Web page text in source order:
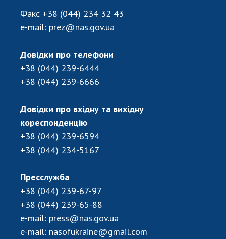
Підготовка наукових кадрів
Робота з молоддю
МІЖНАРОДНЕ СПІВРОБІТНИЦТВО
Міжнародні угоди
Міжнародні програми та конкурси
ДОКУМЕНТИ
Державний бюджет НАН України
Вибори до складу НАН України
Бланки документів
НОВИНИ
Факс +38 (044) 234 32 43
e-mail: prez@nas.gov.ua
Довідки про телефони
+38 (044) 239-6444
+38 (044) 239-6666
Довідки про вхідну та вихідну
кореспонденцію
+38 (044) 239-6594
+38 (044) 234-5167
Пресслужба
+38 (044) 239-67-97
+38 (044) 239-65-88
e-mail: press@nas.gov.ua
e-mail: nasofukraine@gmail.com